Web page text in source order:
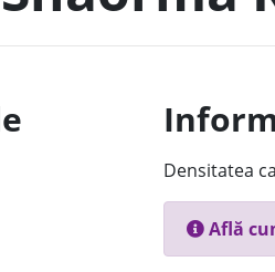
Densitatea
Află